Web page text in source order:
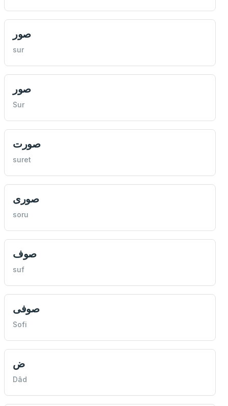
صور
sur
صور
Sur
صورت
suret
صوری
soru
صوف
suf
صوفی
Sofi
ض
Dâd